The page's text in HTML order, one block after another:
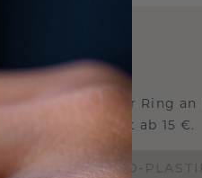
wissen, wie dieser Ring an
ob er passt? Jetzt ab 15 €.
EINE 3D-